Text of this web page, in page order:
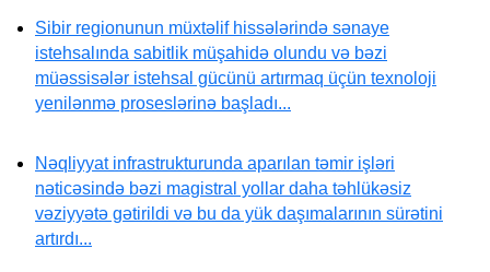
Sibir regionunun müxtəlif hissələrində sənaye
istehsalında sabitlik müşahidə olundu və bəzi
müəssisələr istehsal gücünü artırmaq üçün texnoloji
yenilənmə proseslərinə başladı...
Nəqliyyat infrastrukturunda aparılan təmir işləri
nəticəsində bəzi magistral yollar daha təhlükəsiz
vəziyyətə gətirildi və bu da yük daşımalarının sürətini
artırdı...